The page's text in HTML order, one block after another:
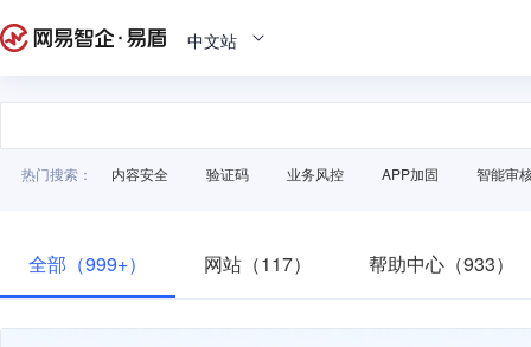
中文站
热门搜索： 内容安全 验证码 业务风控 APP加固 智能审
全部（999+） 网站（117） 帮助中心（933）